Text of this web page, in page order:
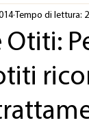
Otiti:
Tempo di lettura: